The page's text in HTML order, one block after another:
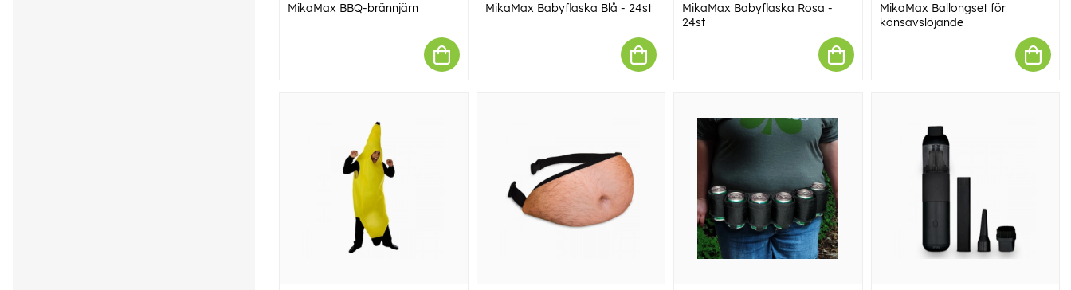
MikaMax BBQ-brännjärn MikaMax Babyflaska Blå - 24st
MikaMax Babyflaska Rosa -
24st
MikaMax Ballongset för
könsavslöjande